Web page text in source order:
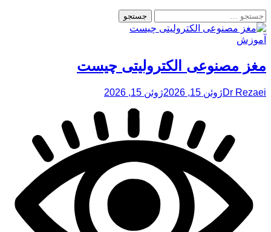
جستجو
برای:
آموزش
مغز مصنوعی الکترولیتی چیست
Dr Rezaeiژوئن 15, 2026 ژوئن 15, 2026